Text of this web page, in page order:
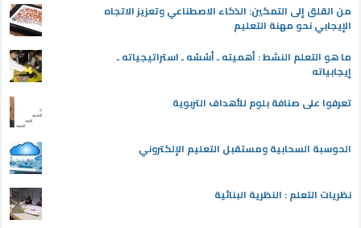
من القلق إلى التمكين: الذكاء الاصطناعي وتعزيز الاتجاه
الإيجابي نحو مهنة التعليم
ما هو التعلم النشط : أهميته ـ أسُسُه ـ استراتيجياته ـ
إيجابياته
تعرفوا على صنافة بلوم للأهداف التربوية
الحوسبة السحابية ومستقبل التعليم الإلكتروني
نظريات التعلم : النظرية البنائية